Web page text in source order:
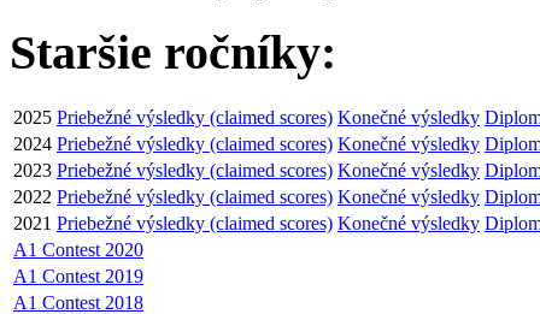
Staršie ročníky:
2025 Priebežné výsledky (claimed scores) Konečné výsledky
2024 Priebežné výsledky (claimed scores) Konečné výsledky
2023 Priebežné výsledky (claimed scores) Konečné výsledky
2022 Priebežné výsledky (claimed scores) Konečné výsledky
2021 Priebežné výsledky (claimed scores) Konečné výsledky
A1 Contest 2020
A1 Contest 2019
A1 Contest 2018